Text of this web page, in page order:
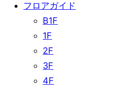
フロアガイド
B1F
1F
2F
3F
4F